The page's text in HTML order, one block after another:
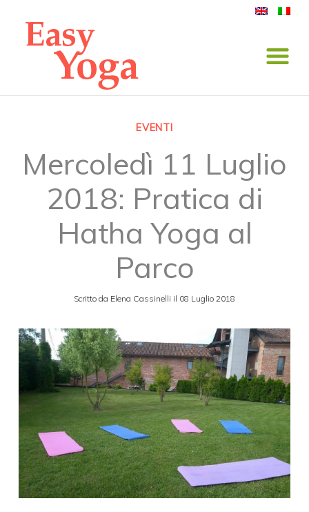
EVENTI
Mercoledì 11 Luglio
2018: Pratica di
Hatha Yoga al
Parco
Scritto da Elena Cassinelli il 08 Luglio 2018